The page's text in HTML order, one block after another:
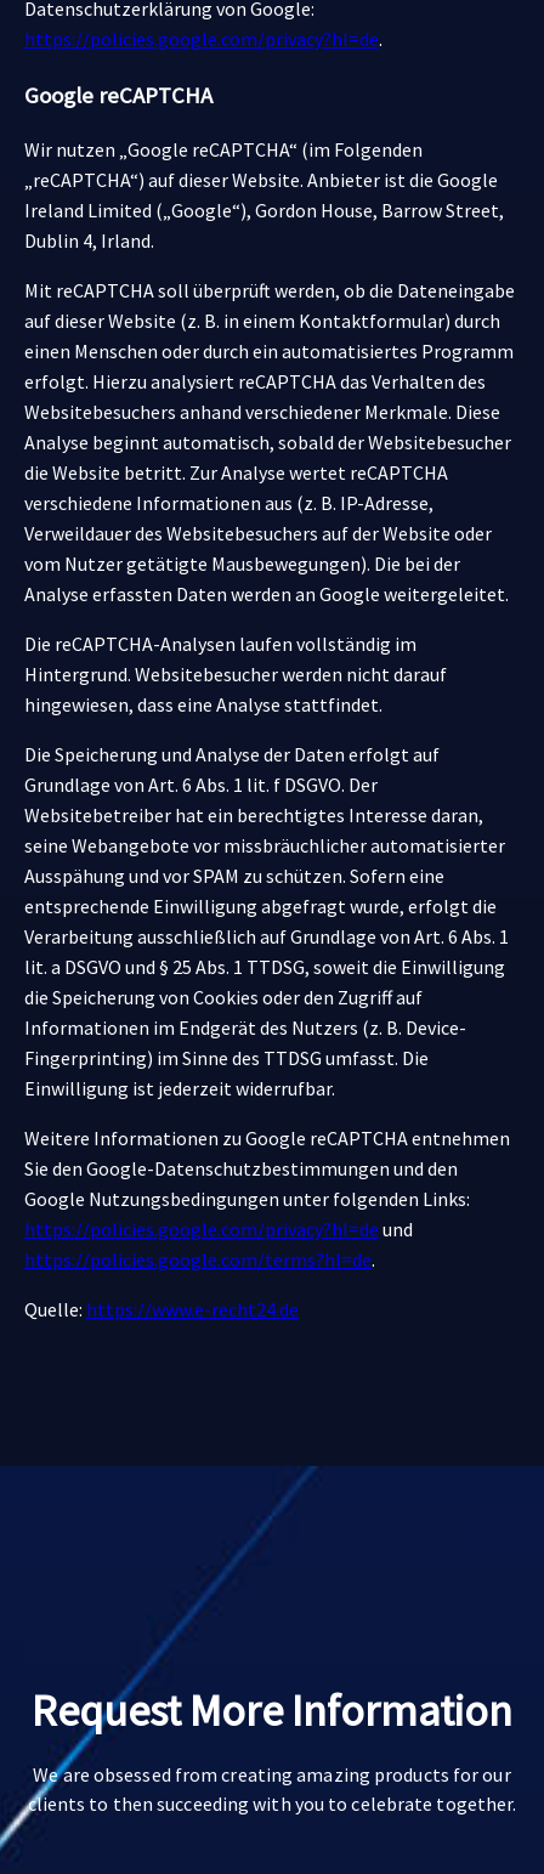
Datenschutzerklärung von Google:
https://policies.google.com/privacy?hl=de.
Google reCAPTCHA
Wir nutzen „Google reCAPTCHA“ (im Folgenden
„reCAPTCHA“) auf dieser Website. Anbieter ist die Google
Ireland Limited („Google“), Gordon House, Barrow Street,
Dublin 4, Irland.
Mit reCAPTCHA soll überprüft werden, ob die Dateneingabe
auf dieser Website (z. B. in einem Kontaktformular) durch
einen Menschen oder durch ein automatisiertes Programm
erfolgt. Hierzu analysiert reCAPTCHA das Verhalten des
Websitebesuchers anhand verschiedener Merkmale. Diese
Analyse beginnt automatisch, sobald der Websitebesucher
die Website betritt. Zur Analyse wertet reCAPTCHA
verschiedene Informationen aus (z. B. IP-Adresse,
Verweildauer des Websitebesuchers auf der Website oder
vom Nutzer getätigte Mausbewegungen). Die bei der
Analyse erfassten Daten werden an Google weitergeleitet.
Die reCAPTCHA-Analysen laufen vollständig im
Hintergrund. Websitebesucher werden nicht darauf
hingewiesen, dass eine Analyse stattfindet.
Die Speicherung und Analyse der Daten erfolgt auf
Grundlage von Art. 6 Abs. 1 lit. f DSGVO. Der
Websitebetreiber hat ein berechtigtes Interesse daran,
seine Webangebote vor missbräuchlicher automatisierter
Ausspähung und vor SPAM zu schützen. Sofern eine
entsprechende Einwilligung abgefragt wurde, erfolgt die
Verarbeitung ausschließlich auf Grundlage von Art. 6 Abs. 1
lit. a DSGVO und § 25 Abs. 1 TTDSG, soweit die Einwilligung
die Speicherung von Cookies oder den Zugriff auf
Informationen im Endgerät des Nutzers (z. B. Device-
Fingerprinting) im Sinne des TTDSG umfasst. Die
Einwilligung ist jederzeit widerrufbar.
Weitere Informationen zu Google reCAPTCHA entnehmen
Sie den Google-Datenschutzbestimmungen und den
Google Nutzungsbedingungen unter folgenden Links:
https://policies.google.com/privacy?hl=de und
https://policies.google.com/terms?hl=de.
Quelle: https://www.e-recht24.de
Request More Information
We are obsessed from creating amazing products for our
clients to then succeeding with you to celebrate together.